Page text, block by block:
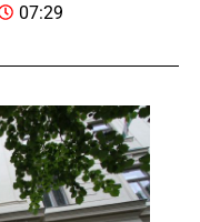
07:29